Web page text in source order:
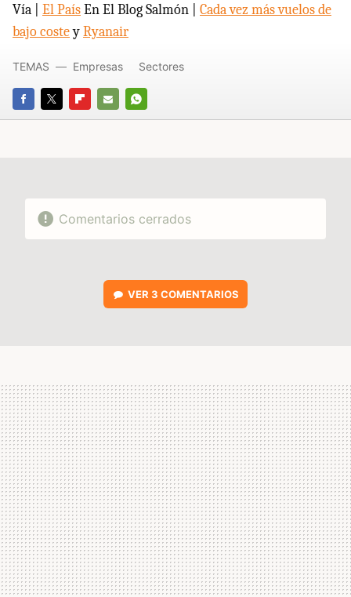
Vía | El PaísEn El Blog Salmón | Cada vez más vuelos de
bajo costeyRyanair
FACEBOOK
TWITTERFLIPBOARD
E-
WHATSAPP
TEMAS Empresas Sectores
Comentarios cerrados
VER 3 COMENTARIOS